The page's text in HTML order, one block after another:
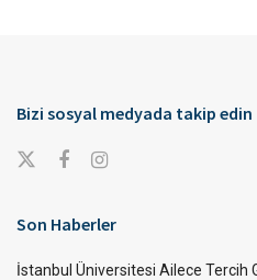
Bizi sosyal medyada takip edin
Son Haberler
İstanbul Üniversitesi Ailece Tercih